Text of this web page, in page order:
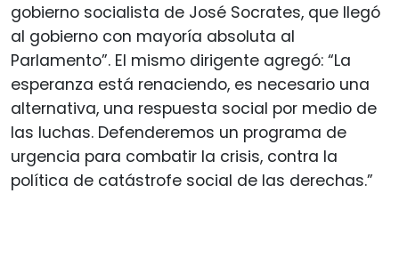
gobierno socialista de José Socrates, que llegó
al gobierno con mayoría absoluta al
Parlamento”. El mismo dirigente agregó: “La
esperanza está renaciendo, es necesario una
alternativa, una respuesta social por medio de
las luchas. Defenderemos un programa de
urgencia para combatir la crisis, contra la
política de catástrofe social de las derechas.”